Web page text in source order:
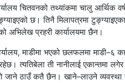
चितवनको तथ्यांकमा चालु
छ। तिनै मिलापत्रमा
अभिलेख प्रहरी कार्यालयमा छैन।
माडीमा भएको छलफलमा माडी–६
त्यतिबेला ती नानीलाई एकान्तमा
जाने ठाउँ कतै छैन। खाने–लाउने व्यवस्था